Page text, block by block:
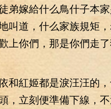
弟嫁給什么鳥什子本
叫道，什么家族規矩
上你們，那是你們走
紅姬都是淚汪汪的，
，立刻便準備下線，